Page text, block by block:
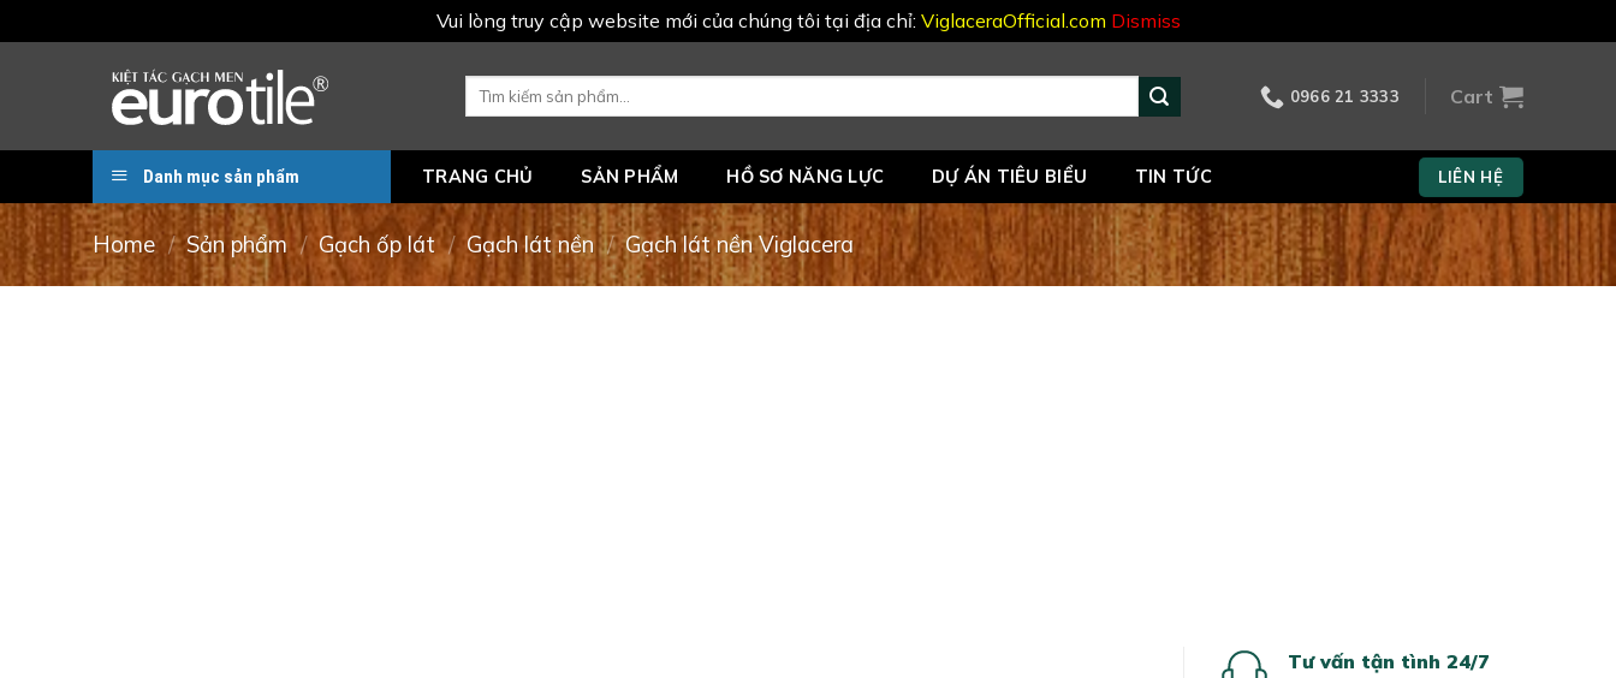
Vui lòng truy cập website mới của chúng tôi tại địa chỉ: ViglaceraOfficial.com Dismiss
Search
0966 21 3333 Cart
Danh mục sản phẩm TRANG CHỦ SẢN PHẨM HỒ SƠ NĂNG LỰC DỰ ÁN TIÊU BIỂU TIN TỨC LIÊN HỆ
Home / Sản phẩm / Gạch ốp lát / Gạch lát nền / Gạch lát nền Viglacera
Tư vấn tận tình 24/7